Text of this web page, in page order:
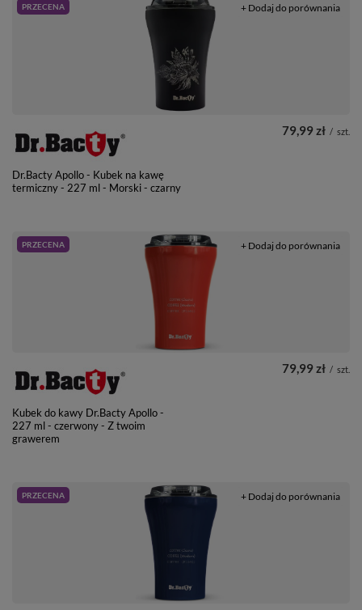
PRZECENA
Dr.Bacty Apollo - Kubek na kawę
termiczny - 227 ml - Morski - czarny
79,99 zł / szt.
+ Dodaj do porównania
PRZECENA
Kubek do kawy Dr.Bacty Apollo -
227 ml - czerwony - Z twoim
grawerem
79,99 zł / szt.
+ Dodaj do porównania
PRZECENA + Dodaj do porównania